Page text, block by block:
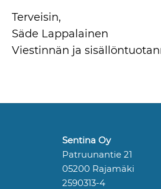
Terveisin,
Säde Lappalainen
Viestinnän ja
Sentina Oy
Patruunantie 21
05200 Rajamäki
2590313-4